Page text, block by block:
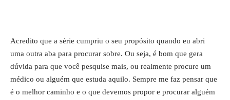
Acredito que a série cumpriu o seu propósito quando eu abri
uma outra aba para procurar sobre. Ou seja, é bom que gera
dúvida para que você pesquise mais, ou realmente procure um
médico ou alguém que estuda aquilo. Sempre me faz pensar que
é o melhor caminho e o que devemos propor e procurar alguém